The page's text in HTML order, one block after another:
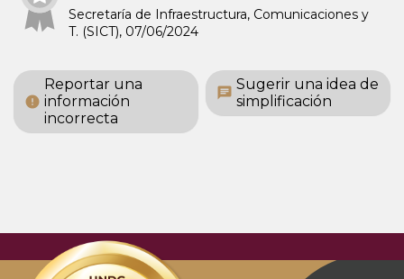
Secretaría de Infraestructura, Comunicaciones y
T. (SICT), 07/06/2024
error
Reportar una
información
incorrecta
chat Sugerir una idea de
simplificación